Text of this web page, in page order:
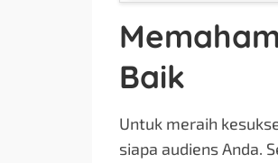
Baik
Untuk meraih
siapa audiens Anda.